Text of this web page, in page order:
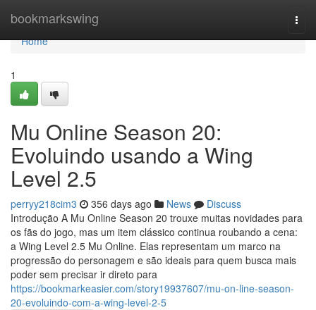
bookmarkswing
Home
Home
1
Mu Online Season 20:
Evoluindo usando a Wing
Level 2.5
perryy218cim3 356 days ago News
Discuss
Introdução A Mu Online Season 20 trouxe muitas novidades para
os fãs do jogo, mas um item clássico continua roubando a cena:
a Wing Level 2.5 Mu Online. Elas representam um marco na
progressão do personagem e são ideais para quem busca mais
poder sem precisar ir direto para
https://bookmarkeasier.com/story19937607/mu-on-line-season-
20-evoluindo-com-a-wing-level-2-5